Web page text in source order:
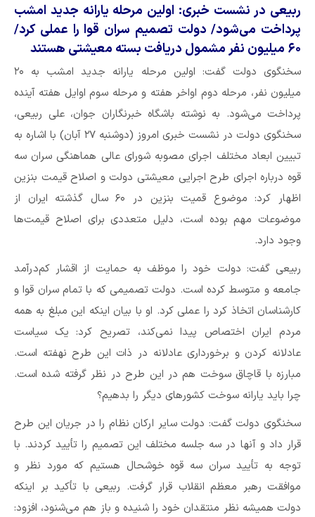
ربیعی در نشست خبری: اولین مرحله یارانه جدید امشب
پرداخت می‌شود/ دولت تصمیم سران قوا را عملی کرد/
۶۰ میلیون نفر مشمول دریافت بسته معیشتی هستند
سخنگوی دولت گفت: اولین مرحله یارانه جدید امشب به ۲۰
میلیون نفر، مرحله دوم اواخر هفته و مرحله سوم اوایل هفته آینده
پرداخت می‌شود. به نوشته باشگاه خبرنگاران جوان، علی ربیعی،
سخنگوی دولت در نشست خبری امروز (دوشنبه ۲۷ آبان) با اشاره به
تبیین ابعاد مختلف اجرای مصوبه شورای عالی هماهنگی سران سه
قوه درباره اجرای طرح اجرایی معیشتی دولت و اصلاح قیمت بنزین
اظهار کرد: موضوع قمیت بنزین در ۶۰ سال گذشته ایران از
موضوعات مهم بوده است، دلیل متعددی برای اصلاح قیمت‌ها
وجود دارد.
ربیعی گفت: دولت خود را موظف به حمایت از اقشار کم‌درآمد
جامعه و متوسط کرده است. دولت تصمیمی که با تمام سران قوا و
کارشناسان اتخاذ کرد را عملی کرد. او با بیان اینکه این مبلغ به همه
مردم ایران اختصاص پیدا نمی‌کند، تصریح کرد: یک سیاست
عادلانه کردن و برخورداری عادلانه در ذات این طرح نهفته است.
مبارزه با قاچاق سوخت هم در این طرح در نظر گرفته شده است.
چرا باید یارانه سوخت کشورهای دیگر را بدهیم؟
سخنگوی دولت گفت: دولت سایر ارکان نظام را در جریان این طرح
قرار داد و آنها در سه جلسه مختلف این تصمیم را تأیید کردند. با
توجه به تأیید سران سه قوه خوشحال هستیم که مورد نظر و
موافقت رهبر معظم انقلاب قرار گرفت. ربیعی با تأکید بر اینکه
دولت همیشه نظر منتقدان خود را شنیده و باز هم می‌شنود، افزود: